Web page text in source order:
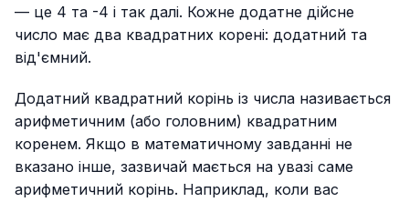
— це 4 та -4 і так далі. Кожне додатне дійсне
число має два квадратних корені: додатний та
від'ємний.
Додатний квадратний корінь із числа називається
арифметичним (або головним) квадратним
коренем. Якщо в математичному завданні не
вказано інше, зазвичай мається на увазі саме
арифметичний корінь. Наприклад, коли вас